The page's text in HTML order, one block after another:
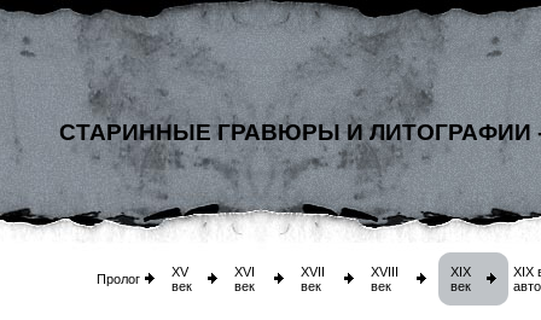
СТАРИННЫЕ ГРАВЮРЫ И ЛИТОГРАФИИ
Пролог
XV
век
XVI
век
XVII
век
XVIII
век
XIX
век
XIX